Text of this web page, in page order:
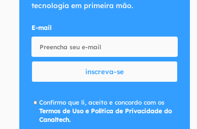
tecnologia em primeira mão.
E-mail
inscreva-se
Confirmo que li, aceito e concordo com os
Termos de Uso e Política de Privacidade do
Canaltech.